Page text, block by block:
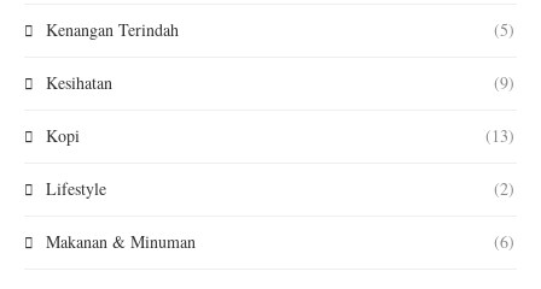
Kenangan Terindah (5)
Kesihatan (9)
Kopi (13)
Lifestyle (2)
Makanan & Minuman (6)